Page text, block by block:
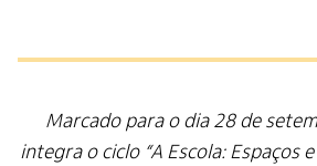
Marcado para o dia 28 de
integra o ciclo “A Escola: Espaços